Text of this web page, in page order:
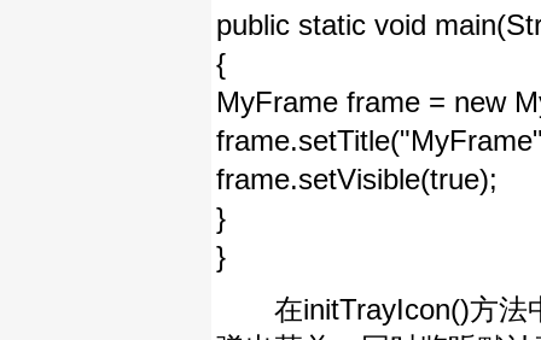
public static void
{
MyFrame frame = new
frame.setVisible(true);
}
}
在initTrayIcon()方法